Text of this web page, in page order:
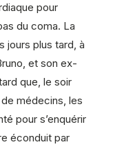
pour
du coma. La
jours plus tard, à
et son ex-
que, le soir
médecins, les
pour s’enquérir
éconduit par